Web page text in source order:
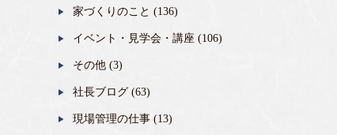
家づくりのこと (136)
イベント・見学会・講座 (106)
その他 (3)
社長ブログ (63)
現場管理の仕事 (13)